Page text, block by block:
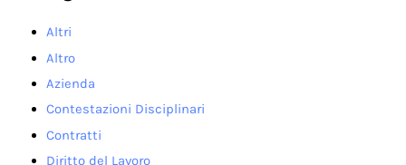
Altri
Altro
Azienda
Contestazioni Disciplinari
Contratti
Diritto del Lavoro